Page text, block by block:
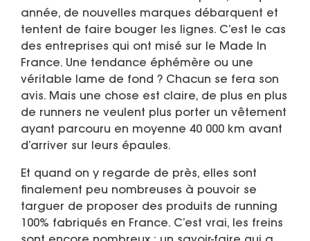
année, de nouvelles marques débarquent et
tentent de faire bouger les lignes. C’est le cas
des entreprises qui ont misé sur le Made In
France. Une tendance éphémère ou une
véritable lame de fond ? Chacun se fera son
avis. Mais une chose est claire, de plus en plus
de runners ne veulent plus porter un vêtement
ayant parcouru en moyenne 40 000 km avant
d’arriver sur leurs épaules.
Et quand on y regarde de près, elles sont
finalement peu nombreuses à pouvoir se
targuer de proposer des produits de running
100% fabriqués en France. C’est vrai, les freins